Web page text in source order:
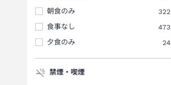
朝食のみ
322
食事なし
473
夕食のみ
24
禁煙・喫煙